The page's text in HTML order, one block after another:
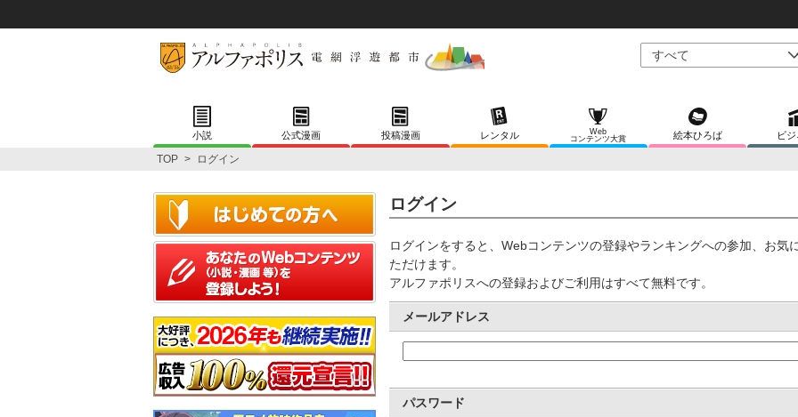
小説 公式漫画 投稿漫画 レンタル
Web
コンテンツ大賞
絵本ひろば ビ
TOP > ログイン
ログイン
ログインをすると、Webコンテンツの登録やランキングへの参加、お気
ただけます。
アルファポリスへの登録およびご利用はすべて無料です。
メールアドレス
パスワード